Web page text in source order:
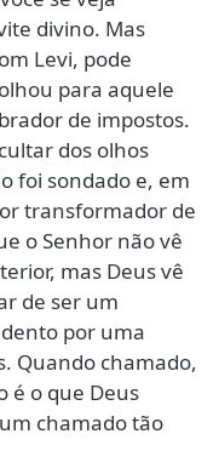
divino. Mas
Levi, pode
para aquele
de impostos.
dos olhos
foi sondado e, em
transformador de
o Senhor não vê
mas Deus vê
de ser um
por uma
Quando chamado,
é o que Deus
chamado tão